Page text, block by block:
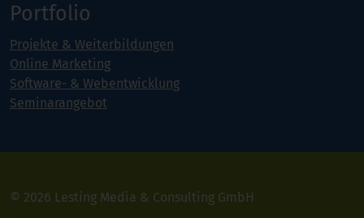
Portfolio
Projekte & Weiterbildungen
Online Marketing
Software- & Webentwicklung
Seminarangebot
© 2026 Lesting Media & Consulting GmbH